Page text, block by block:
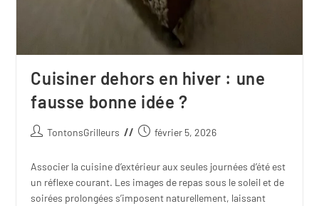
Cuisiner dehors en hiver : une
fausse bonne idée ?
TontonsGrilleurs février 5, 2026
Associer la cuisine d’extérieur aux seules journées d’été est
un réflexe courant. Les images de repas sous le soleil et de
soirées prolongées s’imposent naturellement, laissant